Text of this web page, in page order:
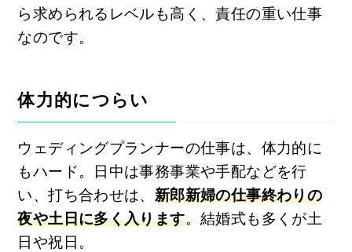
ら求められるレベルも高く、責任の重い仕事
なのです。
体力的につらい
ウェディングプランナーの仕事は、体力的に
もハード。日中は事務事業や手配などを行
い、打ち合わせは、 新郎新婦の仕事終わりの
夜や土日に多く入ります。結婚式も多くが土
日や祝日。